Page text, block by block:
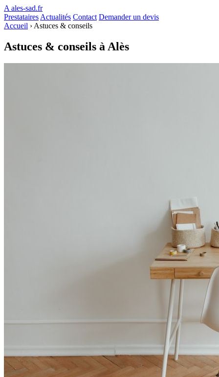
A ales-sad.fr
Prestataires Actualités Contact Demander un devis
Accueil › Astuces & conseils
Astuces & conseils à Alès